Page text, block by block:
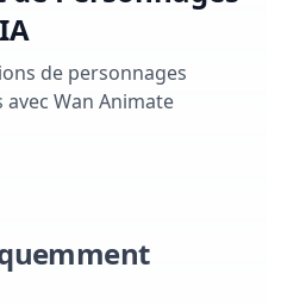
IA
de personnages
Wan Animate